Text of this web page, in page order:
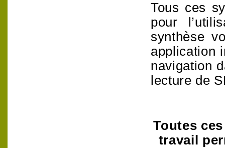
Tous ces
pour
synthèse
application
navigation
lecture de
Toutes
travail